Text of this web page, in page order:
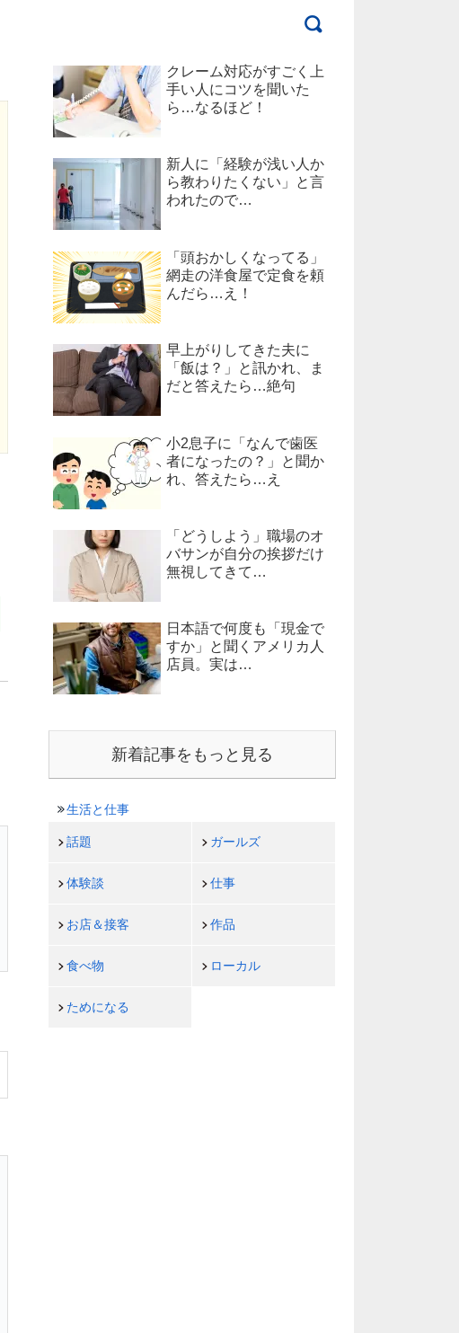
クレーム対応がすごく上
手い人にコツを聞いた
ら…なるほど！
新人に「経験が浅い人か
ら教わりたくない」と言
われたので…
「頭おかしくなってる」
網走の洋食屋で定食を頼
んだら…え！
早上がりしてきた夫に
「飯は？」と訊かれ、ま
だと答えたら…絶句
小2息子に「なんで歯医
者になったの？」と聞か
れ、答えたら…え
「どうしよう」職場のオ
バサンが自分の挨拶だけ
無視してきて…
日本語で何度も「現金で
すか」と聞くアメリカ人
店員。実は…
新着記事をもっと見る
生活と仕事
話題 ガールズ
体験談 仕事
お店＆接客 作品
食べ物 ローカル
ためになる